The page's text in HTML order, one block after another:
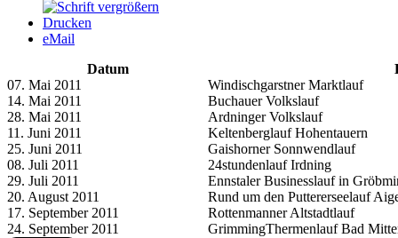
Drucken
eMail
Datum
07. Mai 2011
Windischgarstner Marktlauf
14. Mai 2011
Buchauer Volkslauf
28. Mai 2011
Ardninger Volkslauf
11. Juni 2011
Keltenberglauf Hohentauern
25. Juni 2011
Gaishorner Sonnwendlauf
08. Juli 2011
24stundenlauf Irdning
29. Juli 2011
Ennstaler Businesslauf in
20. August 2011
Rund um den Puttererseelauf
17. September 2011
Rottenmanner Altstadtlauf
24. September 2011
GrimmingThermenlauf Bad